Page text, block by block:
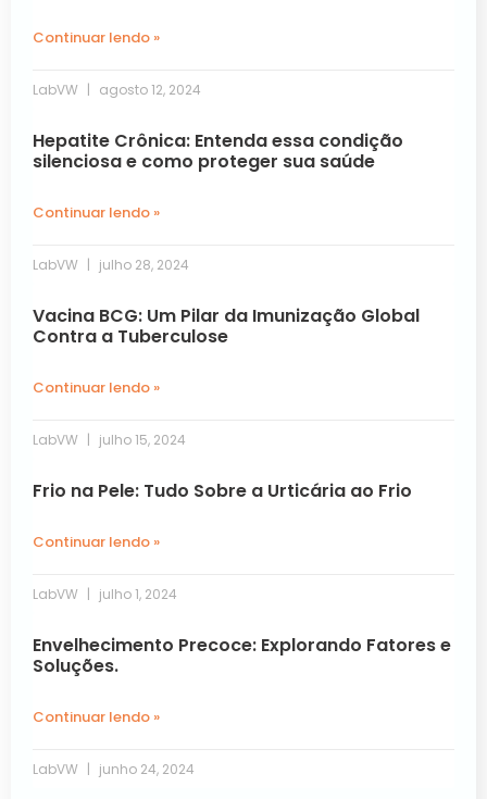
Continuar lendo »
LabVW agosto 12, 2024
Hepatite Crônica: Entenda essa condição
silenciosa e como proteger sua saúde
Continuar lendo »
LabVW julho 28, 2024
Vacina BCG: Um Pilar da Imunização Global
Contra a Tuberculose
Continuar lendo »
LabVW julho 15, 2024
Frio na Pele: Tudo Sobre a Urticária ao Frio
Continuar lendo »
LabVW julho 1, 2024
Envelhecimento Precoce: Explorando Fatores e
Soluções.
Continuar lendo »
LabVW junho 24, 2024